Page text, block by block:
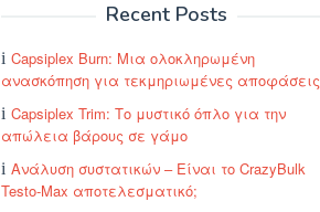
Recent Posts
Capsiplex Burn: Μια ολοκληρωμένη
ανασκόπηση για τεκμηριωμένες αποφάσεις
Capsiplex Trim: Το μυστικό όπλο για την
απώλεια βάρους σε γάμο
Ανάλυση συστατικών – Είναι το CrazyBulk
Testo-Max αποτελεσματικό;